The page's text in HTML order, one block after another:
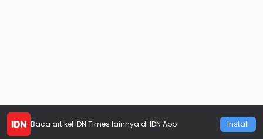
Baca artikel IDN Times lainnya di IDN App Install